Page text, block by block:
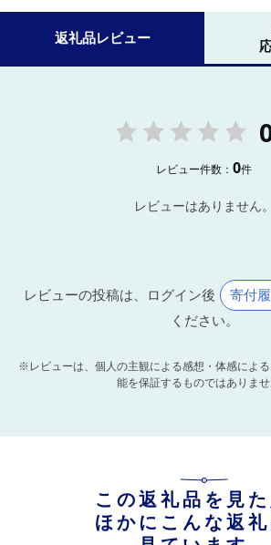
返礼品レビュー
レビュー件数：0件
レビューはありません。
レビューの投稿は、ログイン後 寄付
ください。
※レビューは、個人の主観による感想・体感によ
能を保証するものではありませ
この返礼品を見た
ほかにこんな返礼